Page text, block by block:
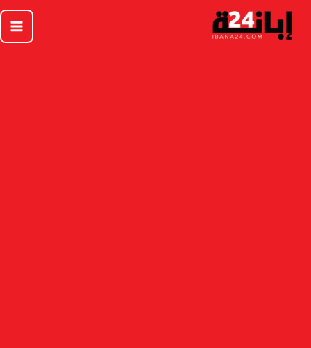
تخطي
المحتوى